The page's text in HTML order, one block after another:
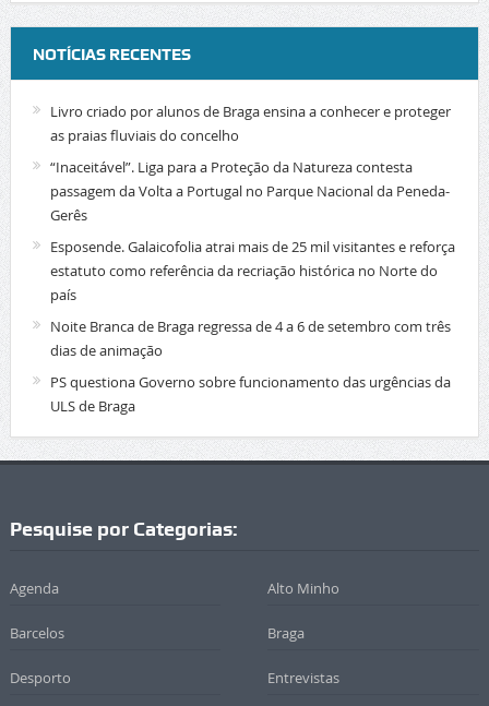
NOTÍCIAS RECENTES
Livro criado por alunos de Braga ensina a conhecer e proteger
as praias fluviais do concelho
“Inaceitável”. Liga para a Proteção da Natureza contesta
passagem da Volta a Portugal no Parque Nacional da Peneda-
Gerês
Esposende. Galaicofolia atrai mais de 25 mil visitantes e reforça
estatuto como referência da recriação histórica no Norte do
país
Noite Branca de Braga regressa de 4 a 6 de setembro com três
dias de animação
PS questiona Governo sobre funcionamento das urgências da
ULS de Braga
Pesquise por Categorias:
Agenda Alto Minho
Barcelos Braga
Desporto Entrevistas